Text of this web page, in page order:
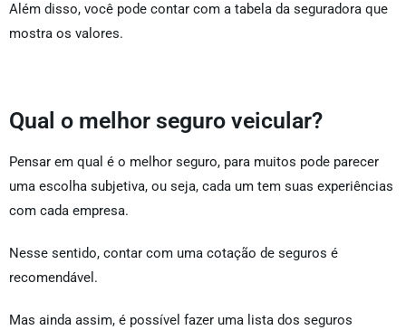
Além disso, você pode contar com a tabela da seguradora que
mostra os valores.
Qual o melhor seguro veicular?
Pensar em qual é o melhor seguro, para muitos pode parecer
uma escolha subjetiva, ou seja, cada um tem suas experiências
com cada empresa.
Nesse sentido, contar com uma cotação de seguros é
recomendável.
Mas ainda assim, é possível fazer uma lista dos seguros